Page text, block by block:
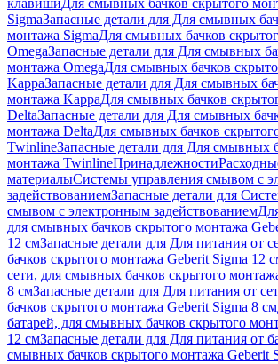
клавишиДля смывных бачков скрытого
SigmaЗапасные детали для Для смывных
монтажа SigmaДля смывных бачков
OmegaЗапасные детали для Для смывных
монтажа OmegaДля смывных бачков
KappaЗапасные детали для Для смывных
монтажа KappaДля смывных бачков
DeltaЗапасные детали для Для смывных
монтажа DeltaДля смывных бачков
TwinlineЗапасные детали для Для смывных
монтажа TwinlineПринадлежности
материалыСистемы управления смывом с
задействованиемЗапасные детали для
смывом с электронным задействованием
для смывных бачков скрытого монтажа
12 смЗапасные детали для Для питания от
бачков скрытого монтажа Geberit Sigma 12
сети, для смывных бачков скрытого
8 смЗапасные детали для Для питания от
бачков скрытого монтажа Geberit Sigma 8 см
батарей, для смывных бачков скрытого
12 смЗапасные детали для Для питания от
смывных бачков скрытого монтажа Geberit